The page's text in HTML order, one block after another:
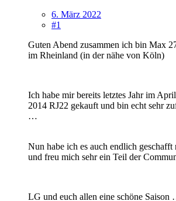
6. März 2022
#1
Guten Abend zusammen ich bin Max
im Rheinland (in der nähe von Köln)
Ich habe mir bereits letztes Jahr im
2014 RJ22 gekauft und bin echt sehr
…
Nun habe ich es auch endlich geschafft
und freu mich sehr ein Teil der
LG und euch allen eine schöne Saison